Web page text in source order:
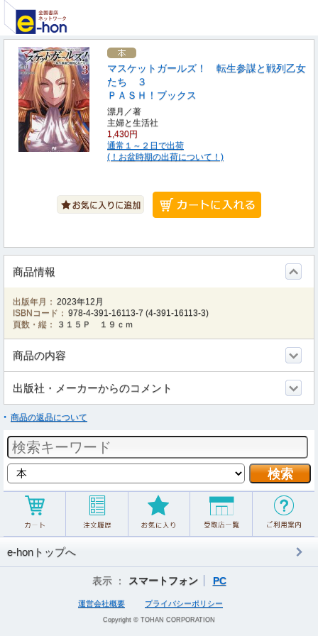
マスケットガールズ！ 転生参謀と戦列乙女
たち ３
ＰＡＳＨ！ブックス
漂月／著
主婦と生活社
1,430円
通常１～２日で出荷
(！お盆時期の出荷について！)
商品情報
出版年月： 2023年12月
ISBNコード： 978-4-391-16113-7 (4-391-16113-3)
頁数・縦：
３１５Ｐ １９ｃｍ
商品の内容
出版社・メーカーからのコメント
商品の返品について
e-honトップへ
表示 ： スマートフォン PC
運営会社概要 プライバシーポリシー
Copyright © TOHAN CORPORATION